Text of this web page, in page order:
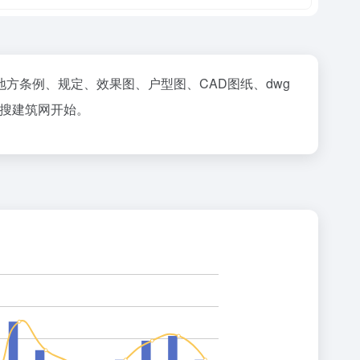
条例、规定、效果图、户型图、CAD图纸、dwg
筑网开始。